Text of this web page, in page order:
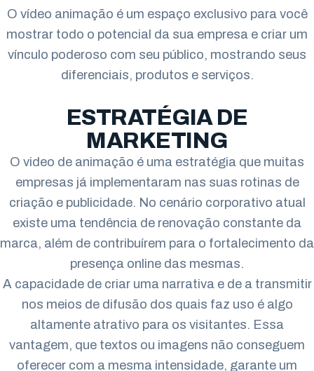
Vídeo com IA
Evento Corporativo
Londrina
Maringá
Apucarana
Arapongas
Umuarama
Ponta Grossa
Guarapuava
Foz do Iguaçu
Francisco Beltrão
San Francisco
Ator
Freelancer
Locutores
O vídeo animação é um espaço exclusivo para você
mostrar todo o potencial da sua empresa e criar um
vínculo poderoso com seu público, mostrando seus
diferenciais, produtos e serviços.
ESTRATÉGIA DE
MARKETING
O video de animação é uma estratégia que muitas
empresas já implementaram nas suas rotinas de
criação e publicidade. No cenário corporativo atual
existe uma tendência de renovação constante da
marca, além de contribuírem para o fortalecimento da
presença online das mesmas.
A capacidade de criar uma narrativa e de a transmitir
nos meios de difusão dos quais faz uso é algo
altamente atrativo para os visitantes. Essa
vantagem, que textos ou imagens não conseguem
oferecer com a mesma intensidade, garante um